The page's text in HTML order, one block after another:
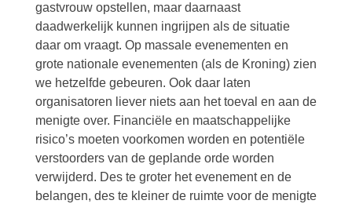
gastvrouw opstellen, maar daarnaast
daadwerkelijk kunnen ingrijpen als de situatie
daar om vraagt. Op massale evenementen en
grote nationale evenementen (als de Kroning) zien
we hetzelfde gebeuren. Ook daar laten
organisatoren liever niets aan het toeval en aan de
menigte over. Financiële en maatschappelijke
risico’s moeten voorkomen worden en potentiële
verstoorders van de geplande orde worden
verwijderd. Des te groter het evenement en de
belangen, des te kleiner de ruimte voor de menigte